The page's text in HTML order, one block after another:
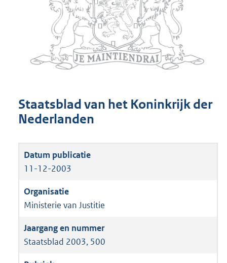
Staatsblad van het Koninkrijk der
Nederlanden
11-12-2003
Ministerie van Justitie
Staatsblad 2003, 500